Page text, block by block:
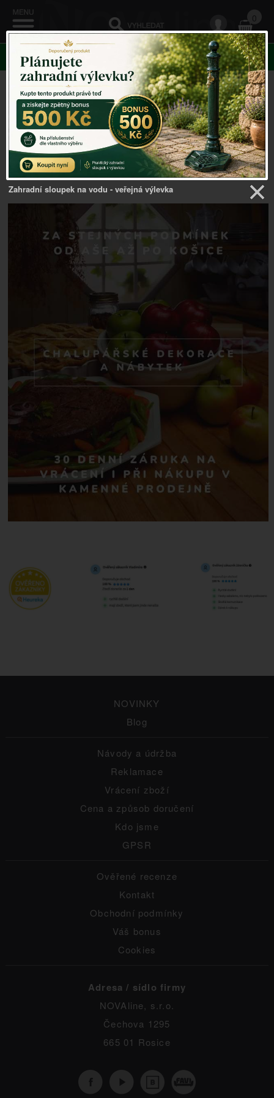
0
KATEGORIE
Venkovský domov
->
Ručně tkané ubrusy
Řazení:Cena| Název|Skladem|Vše
NOVINKY
Blog
Návody a údržba
Reklamace
Vrácení zboží
Cena a způsob doručení
Kdo jsme
GPSR
Ověřené recenze
Kontakt
Obchodní podmínky
Váš bonus
Cookies
Adresa / sídlo firmy
NOVAline, s.r.o.
Čechova 1295
665 01 Rosice
Zahradní sloupek na vodu - veřejná výlevka